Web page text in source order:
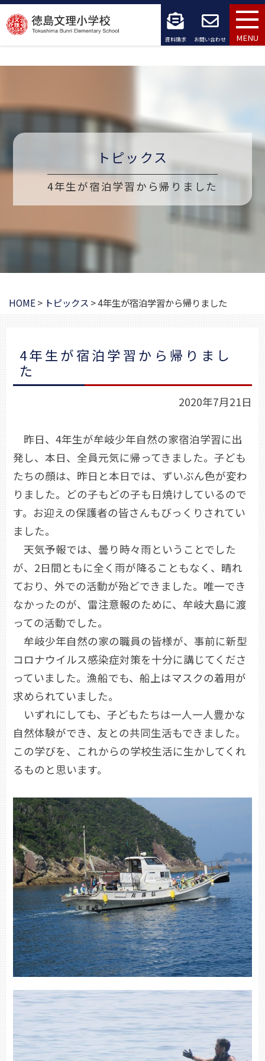
コ
ン
ツ
キ
資料請求 お問い合わせ MENU
トピックス
4年生が宿泊学習から帰りました
HOME> トピックス >4年生が宿泊学習から帰りました
4年生が宿泊学習から帰りまし
た
2020年7月21日
昨日、4年生が牟岐少年自然の家宿泊学習に出
発し、本日、全員元気に帰ってきました。子ども
たちの顔は、昨日と本日では、ずいぶん色が変わ
りました。どの子もどの子も日焼けしているので
す。お迎えの保護者の皆さんもびっくりされてい
ました。
天気予報では、曇り時々雨ということでした
が、2日間ともに全く雨が降ることもなく、晴れ
ており、外での活動が殆どできました。唯一でき
なかったのが、雷注意報のために、牟岐大島に渡
っての活動でした。
牟岐少年自然の家の職員の皆様が、事前に新型
コロナウイルス感染症対策を十分に講じてくださ
っていました。漁船でも、船上はマスクの着用が
求められていました。
いずれにしても、子どもたちは一人一人豊かな
自然体験ができ、友との共同生活もできました。
この学びを、これからの学校生活に生かしてくれ
るものと思います。